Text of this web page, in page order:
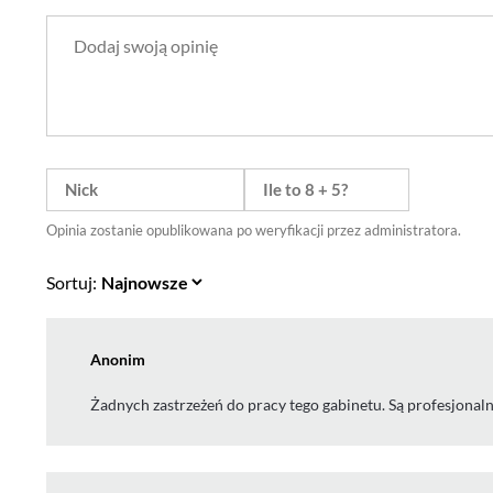
Opinia zostanie opublikowana po weryfikacji przez administratora.
Sortuj:
Anonim
Żadnych zastrzeżeń do pracy tego gabinetu. Są